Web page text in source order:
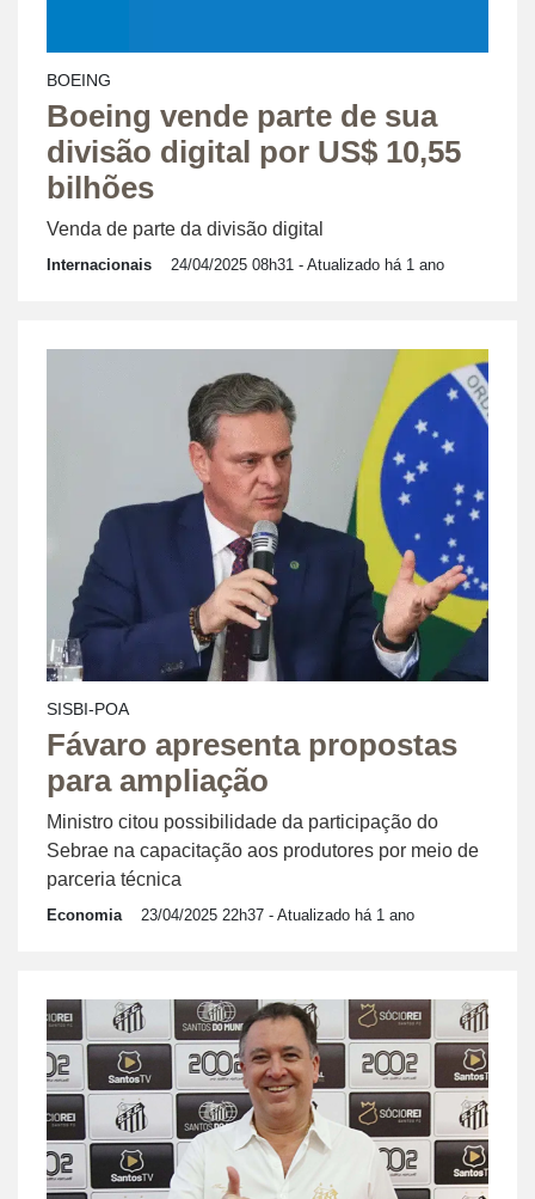
BOEING
Boeing vende parte de sua
divisão digital por US$ 10,55
bilhões
Venda de parte da divisão digital
Internacionais 24/04/2025 08h31 - Atualizado há 1 ano
SISBI-POA
Fávaro apresenta propostas
para ampliação
Ministro citou possibilidade da participação do
Sebrae na capacitação aos produtores por meio de
parceria técnica
Economia 23/04/2025 22h37 - Atualizado há 1 ano